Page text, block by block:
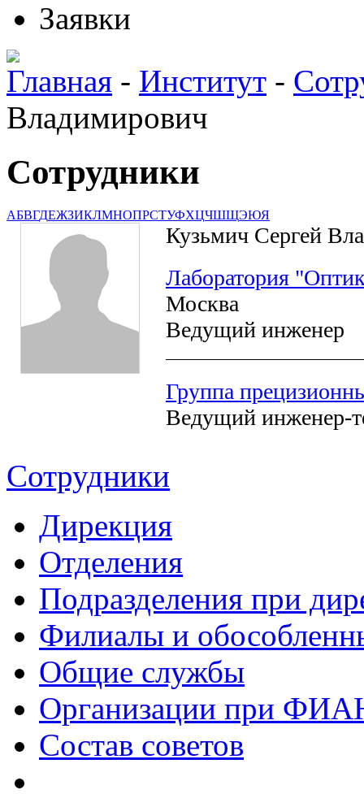
Заявки
Главная - Институт -
Владимирович
Сотрудники
АБВГДЕЖЗИКЛМНОПРСТУФХЦЧШЩЭЮЯ
Кузьмич Сергей
Лаборатория
Москва
Ведущий инженер
Группа
Ведущий инженер-
Сотрудники
Дирекция
Отделения
Подразделения при
Филиалы и
Общие службы
Организации при
Состав советов